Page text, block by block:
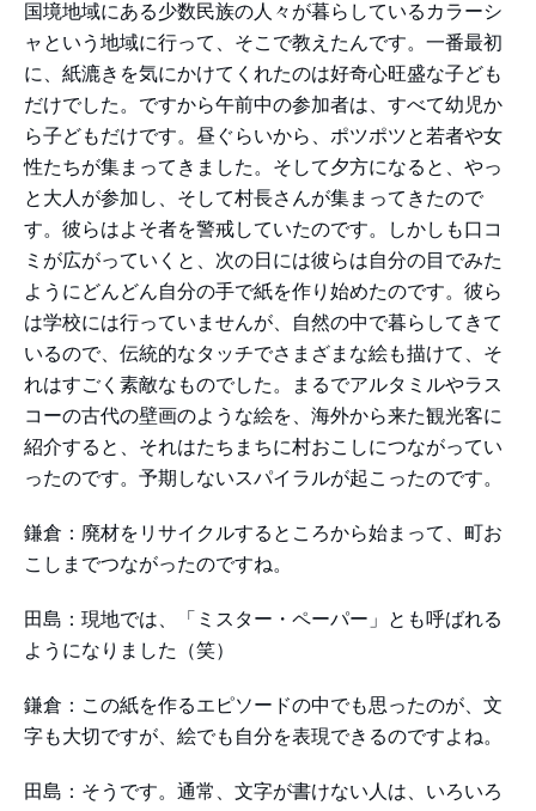
国境地域にある少数民族の人々が暮らしているカラーシ
ャという地域に行って、そこで教えたんです。一番最初
に、紙漉きを気にかけてくれたのは好奇心旺盛な子ども
だけでした。ですから午前中の参加者は、すべて幼児か
ら子どもだけです。昼ぐらいから、ポツポツと若者や女
性たちが集まってきました。そして夕方になると、やっ
と大人が参加し、そして村長さんが集まってきたので
す。彼らはよそ者を警戒していたのです。しかしも口コ
ミが広がっていくと、次の日には彼らは自分の目でみた
ようにどんどん自分の手で紙を作り始めたのです。彼ら
は学校には行っていませんが、自然の中で暮らしてきて
いるので、伝統的なタッチでさまざまな絵も描けて、そ
れはすごく素敵なものでした。まるでアルタミルやラス
コーの古代の壁画のような絵を、海外から来た観光客に
紹介すると、それはたちまちに村おこしにつながってい
ったのです。予期しないスパイラルが起こったのです。
鎌倉：廃材をリサイクルするところから始まって、町お
こしまでつながったのですね。
田島：現地では、「ミスター・ペーパー」とも呼ばれる
ようになりました（笑）
鎌倉：この紙を作るエピソードの中でも思ったのが、文
字も大切ですが、絵でも自分を表現できるのですよね。
田島：そうです。通常、文字が書けない人は、いろいろ